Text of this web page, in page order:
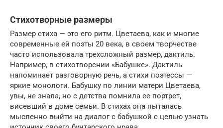
Стихотворные размеры
Размер стиха — это его ритм. Цветаева, как и многие
современные ей поэты 20 века, в своем творчестве
часто использовала трехсложный размер, дактиль.
Например, в стихотворении «Бабушке». Дактиль
напоминает разговорную речь, а стихи поэтессы —
яркие монологи. Бабушку по линии матери Цветаева,
увы, не знала, но с детства помнила ее портрет,
висевший в доме семьи. В стихах она пыталась
мысленно выйти на диалог с бабушкой с целью узнать